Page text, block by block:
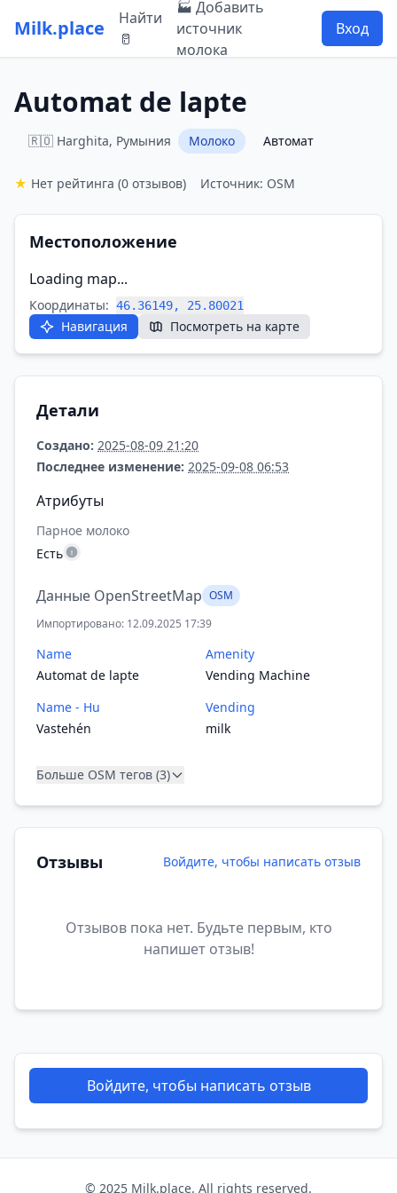
Milk.place
Найти
🥛
🏭 Добавить
источник
молока
Вход
Automat de lapte
🇷🇴 Harghita, Румыния Молоко Автомат
★ Нет рейтинга (0 отзывов) Источник: OSM
Местоположение
Loading map...
Координаты: 46.36149, 25.80021
Навигация Посмотреть на карте
Детали
Создано: 2025-08-09 21:20
Последнее изменение: 2025-09-08 06:53
Атрибуты
Парное молоко
Есть
Данные OpenStreetMap OSM
Импортировано: 12.09.2025 17:39
Name
Automat de lapte
Amenity
Vending Machine
Name - Hu
Vastehén
Vending
milk
Больше OSM тегов (3)
Отзывы Войдите, чтобы написать отзыв
Отзывов пока нет. Будьте первым, кто
напишет отзыв!
Войдите, чтобы написать отзыв
© 2025 Milk.place. All rights reserved.